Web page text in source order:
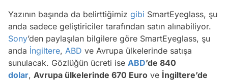
Yazının başında da belirttiğimiz gibi SmartEyeglass, şu
anda sadece geliştiriciler tarafından satın alınabiliyor.
Sony’den paylaşılan bilgilere göre SmartEyeglass, şu
anda İngiltere, ABD ve Avrupa ülkelerinde satışa
sunulacak. Gözlüğün ücreti ise ABD’de 840
dolar, Avrupa ülkelerinde 670 Euro ve İngiltere’de